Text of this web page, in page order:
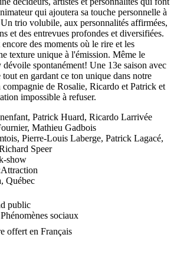
qui ajoutera sa touche personnelle à
trio volubile, aux personnalités affirmées,
et des entrevues profondes et diversifiées.
des moments où le rire et les
texture unique à l'émission. Même le
spontanément! Une 13e saison avec
en gardant ce ton unique dans notre
compagnie de Rosalie, Ricardo et Patrick et
impossible à refuser.
Patrick Huard, Ricardo Larrivée
Mathieu Gadbois
Pierre-Louis Laberge, Patrick Lagacé,
Speer
show
Attraction
Québec
public
sociaux
offert en Français